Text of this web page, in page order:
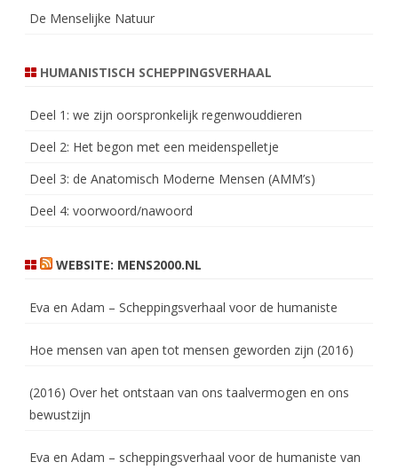
De Menselijke Natuur
HUMANISTISCH SCHEPPINGSVERHAAL
Deel 1: we zijn oorspronkelijk regenwouddieren
Deel 2: Het begon met een meidenspelletje
Deel 3: de Anatomisch Moderne Mensen (AMM’s)
Deel 4: voorwoord/nawoord
WEBSITE: MENS2000.NL
Eva en Adam – Scheppingsverhaal voor de humaniste
Hoe mensen van apen tot mensen geworden zijn (2016)
(2016) Over het ontstaan van ons taalvermogen en ons
bewustzijn
Eva en Adam – scheppingsverhaal voor de humaniste van